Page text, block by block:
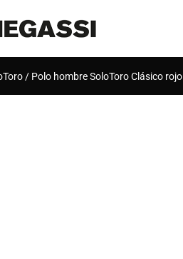
/ Polo hombre SoloToro Clásico rojo